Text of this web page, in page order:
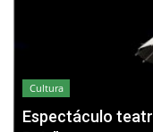
Cultura
Espectáculo